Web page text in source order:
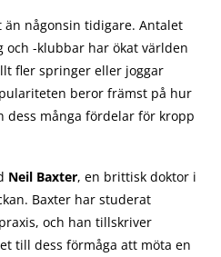
någonsin tidigare. Antalet
och -klubbar har ökat världen
fler springer eller joggar
beror främst på hur
dess många fördelar för kropp
Neil Baxter, en brittisk doktor i
Baxter har studerat
och han tillskriver
till dess förmåga att möta en